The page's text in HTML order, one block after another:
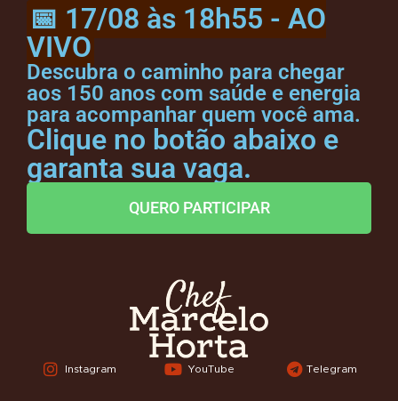
📅 17/08 às 18h55 - AO
VIVO
Descubra o caminho para chegar
aos 150 anos com saúde e energia
para acompanhar quem você ama.
Clique no botão abaixo e
garanta sua vaga.
QUERO PARTICIPAR
Instagram YouTube Telegram